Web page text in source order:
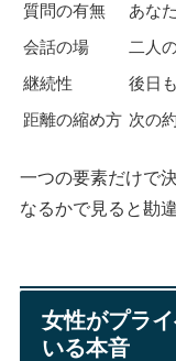
質問の有無
あな
会話の場
二人
継続性
後日
距離の縮め方 次の
一つの要素だけで
なるかで見ると勘
女性がプラ
いる本音